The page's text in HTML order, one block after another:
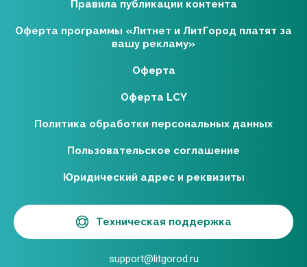
Правила публикации контента
Оферта программы «Литнет и ЛитГород платят за
вашу рекламу»
Оферта
Оферта LCY
Политика обработки персональных данных
Пользовательское соглашение
Юридический адрес и реквизиты
Техническая поддержка
support@litgorod.ru